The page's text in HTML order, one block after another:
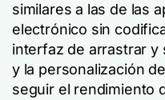
similares a las de las
electrónico sin
interfaz de arrastrar y
y la personalización
seguir el rendimiento